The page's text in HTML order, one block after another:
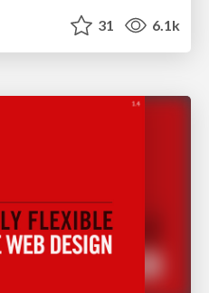
31 6.1k